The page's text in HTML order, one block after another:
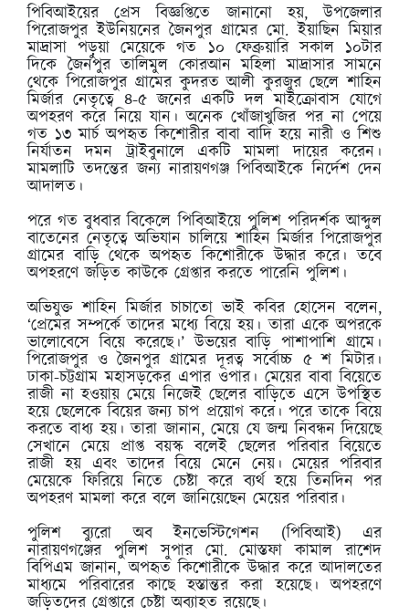
পিবিআইয়ের প্রেস বিজ্ঞপ্তিতে জানানো হয়, উপজেলার
পিরোজপুর ইউনিয়নের জৈনপুর গ্রামের মো. ইয়াছিন মিয়ার
মাদ্রাসা পড়ুয়া মেয়েকে গত ১০ ফেব্রুয়ারি সকাল ১০টার
দিকে জৈনপুর তালিমুল কোরআন মহিলা মাদ্রাসার সামনে
থেকে পিরোজপুর গ্রামের কুদরত আলী কুরজুর ছেলে শাহিন
মির্জার নেতৃত্বে ৪-৫ জনের একটি দল মাইক্রোবাস যোগে
অপহরণ করে নিয়ে যান। অনেক খোঁজাখুজির পর না পেয়ে
গত ১৩ মার্চ অপহৃত কিশোরীর বাবা বাদি হয়ে নারী ও শিশু
নির্যাতন দমন ট্রাইবুনালে একটি মামলা দায়ের করেন।
মামলাটি তদন্তের জন্য নারায়ণগঞ্জ পিবিআইকে নির্দেশ দেন
আদালত।
পরে গত বুধবার বিকেলে পিবিআইয়ে পুলিশ পরিদর্শক আব্দুল
বাতেনের নেতৃত্বে অভিযান চালিয়ে শাহিন মির্জার পিরোজপুর
গ্রামের বাড়ি থেকে অপহৃত কিশোরীকে উদ্ধার করে। তবে
অপহরণে জড়িত কাউকে গ্রেপ্তার করতে পারেনি পুলিশ।
অভিযুক্ত শাহিন মির্জার চাচাতো ভাই কবির হোসেন বলেন,
‘প্রেমের সম্পর্কে তাদের মধ্যে বিয়ে হয়। তারা একে অপরকে
ভালোবেসে বিয়ে করেছে।’ উভয়ের বাড়ি পাশাপাশি গ্রামে।
পিরোজপুর ও জৈনপুর গ্রামের দূরত্ব সর্বোচ্চ ৫ শ মিটার।
ঢাকা-চট্টগ্রাম মহাসড়কের এপার ওপার। মেয়ের বাবা বিয়েতে
রাজী না হওয়ায় মেয়ে নিজেই ছেলের বাড়িতে এসে উপস্থিত
হয়ে ছেলেকে বিয়ের জন্য চাপ প্রয়োগ করে। পরে তাকে বিয়ে
করতে বাধ্য হয়। তারা জানান, মেয়ে যে জন্ম নিবন্ধন দিয়েছে
সেখানে মেয়ে প্রাপ্ত বয়স্ক বলেই ছেলের পরিবার বিয়েতে
রাজী হয় এবং তাদের বিয়ে মেনে নেয়। মেয়ের পরিবার
মেয়েকে ফিরিয়ে নিতে চেষ্টা করে ব্যর্থ হয়ে তিনদিন পর
অপহরণ মামলা করে বলে জানিয়েছেন মেয়ের পরিবার।
পুলিশ ব্যুরো অব ইনভেস্টিগেশন (পিবিআই) এর
নারায়ণগঞ্জের পুলিশ সুপার মো. মোস্তফা কামাল রাশেদ
বিপিএম জানান, অপহৃত কিশোরীকে উদ্ধার করে আদালতের
মাধ্যমে পরিবারের কাছে হস্তান্তর করা হয়েছে। অপহরণে
জড়িতদের গ্রেপ্তারে চেষ্টা অব্যাহত রয়েছে।